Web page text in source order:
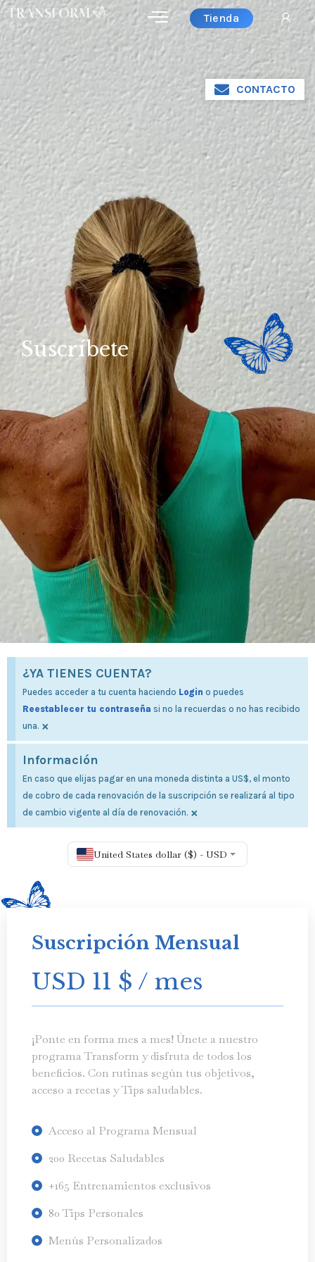
Tienda
CONTACTO
Suscríbete
¿YA TIENES CUENTA?
Puedes acceder a tu cuenta haciendo Login o puedes
Reestablecer tu contraseña si no la recuerdas o no has recibido
una. ×
Información
En caso que elijas pagar en una moneda distinta a US$, el monto
de cobro de cada renovación de la suscripción se realizará al tipo
de cambio vigente al día de renovación. ×
United States dollar ($) - USD
Suscripción Mensual
USD 11 $ / mes
¡Ponte en forma mes a mes! Únete a nuestro
programa Transform y disfruta de todos los
beneficios. Con rutinas según tus objetivos,
acceso a recetas y Tips saludables.
Acceso al Programa Mensual
200 Recetas Saludables
+165 Entrenamientos exclusivos
80 Tips Personales
Menús Personalizados